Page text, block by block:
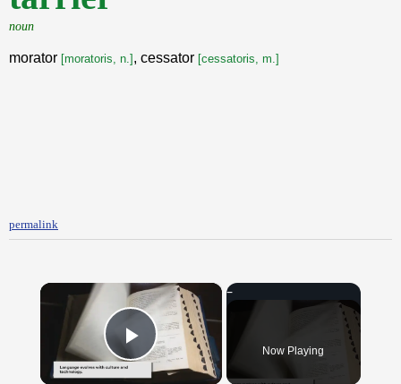
noun
morator [moratoris, n.] , cessator [cessatoris, m.]
permalink
×
Play Video Now Playing